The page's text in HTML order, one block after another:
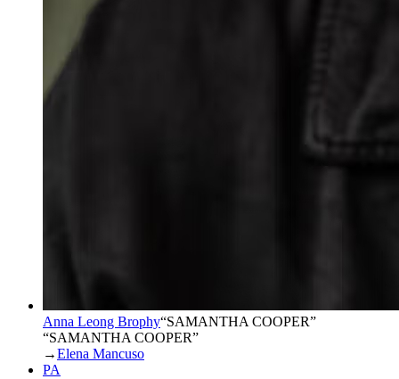
Anna Leong Brophy“SAMANTHA COOPER”
“SAMANTHA COOPER”
→Elena Mancuso
PA